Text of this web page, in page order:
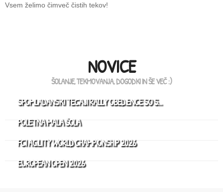
Vsem želimo čimveč čistih tekov!
NOVICE
ŠOLANJE, TEKMOVANJA, DOGODKI IN ŠE VEČ :)
SPOMLADANSKI TEČAJI RALLY OBEDIENCE SO S…
POLETNA MALA ŠOLA
FCI AGILITY WORLD CHAMPIONSHIP 2026
EUROPEAN OPEN 2026